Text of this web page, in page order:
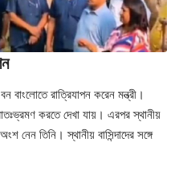
বাংলোতে রাত্রিযাপন করেন মন্ত্রী।
করতে দেখা যায়। এরপর স্থানীয়
নেন তিনি। স্থানীয় বাসিন্দাদের সঙ্গে